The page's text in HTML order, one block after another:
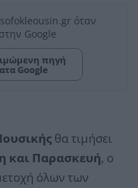
όταν
Google
πηγή
Google
θα τιμήσει
και Παρασκευή, ο
όλων των